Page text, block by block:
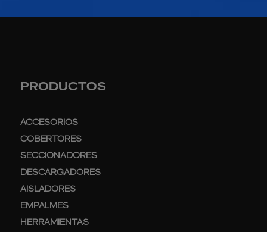
PRODUCTOS
ACCESORIOS
COBERTORES
SECCIONADORES
DESCARGADORES
AISLADORES
EMPALMES
HERRAMIENTAS